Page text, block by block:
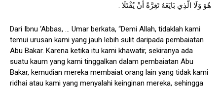
هُوَ وَلَا الَّذِي بَايَعَهُ تَغِرَّةً أَنْ يُقْتَلَا .
Dari Ibnu ‘Abbas, … Umar berkata, “Demi Allah, tidaklah kami
temui urusan kami yang jauh lebih sulit daripada pembaiatan
Abu Bakar. Karena ketika itu kami khawatir, sekiranya ada
suatu kaum yang kami tinggalkan dalam pembaiatan Abu
Bakar, kemudian mereka membaiat orang lain yang tidak kami
ridhai atau kami yang menyalahi keinginan mereka, sehingga